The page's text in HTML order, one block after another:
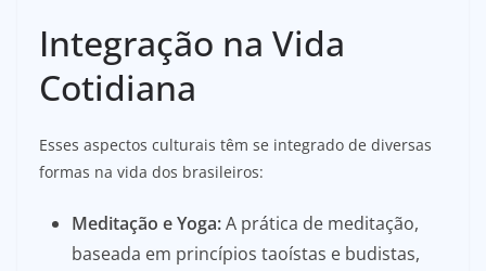
Integração na Vida
Cotidiana
Esses aspectos culturais têm se integrado de diversas
formas na vida dos brasileiros:
Meditação e Yoga:A prática de meditação,
baseada em princípios taoístas e budistas,